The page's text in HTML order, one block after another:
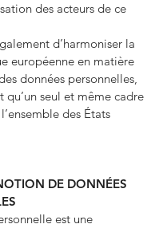
des acteurs de ce
d’harmoniser la
européenne en matière
données personnelles,
qu’un seul et même cadre
des États
DE DONNÉES
est une